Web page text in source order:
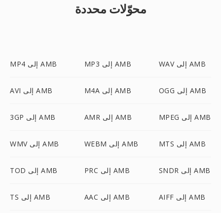
محوّلات محددة
MP4 إلى AMB MP3 إلى AMB WAV إلى AMB
AVI إلى AMB M4A إلى AMB OGG إلى AMB
3GP إلى AMB AMR إلى AMB MPEG إلى AMB
WMV إلى AMB WEBM إلى AMB MTS إلى AMB
TOD إلى AMB PRC إلى AMB SNDR إلى AMB
TS إلى AMB AAC إلى AMB AIFF إلى AMB